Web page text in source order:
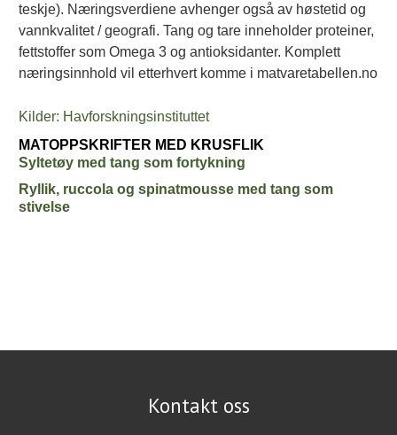
teskje). Næringsverdiene avhenger også av høstetid og
vannkvalitet / geografi. Tang og tare inneholder proteiner,
fettstoffer som Omega 3 og antioksidanter. Komplett
næringsinnhold vil etterhvert komme i matvaretabellen.no
Kilder: Havforskningsinstituttet
MATOPPSKRIFTER MED KRUSFLIK
Syltetøy med tang som fortykning
Ryllik, ruccola og spinatmousse med tang som
stivelse
Kontakt oss